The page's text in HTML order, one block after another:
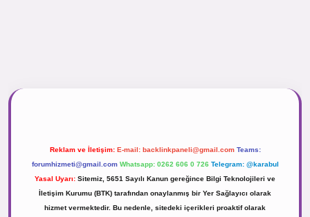
Reklam ve İletişim: E-mail: backlinkpaneli@gmail.com Teams:
forumhizmeti@gmail.com Whatsapp: 0262 606 0 726 Telegram: @karabul
Yasal Uyarı: Sitemiz, 5651 Sayılı Kanun gereğince Bilgi Teknolojileri ve
İletişim Kurumu (BTK) tarafından onaylanmış bir Yer Sağlayıcı olarak
hizmet vermektedir. Bu nedenle, sitedeki içerikleri proaktif olarak